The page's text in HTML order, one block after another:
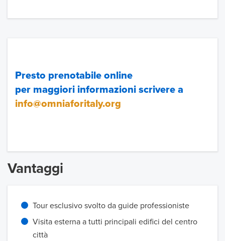
Presto prenotabile online
per maggiori informazioni scrivere a
info@omniaforitaly.org
Vantaggi
Tour esclusivo svolto da guide professioniste
Visita esterna a tutti principali edifici del centro
città